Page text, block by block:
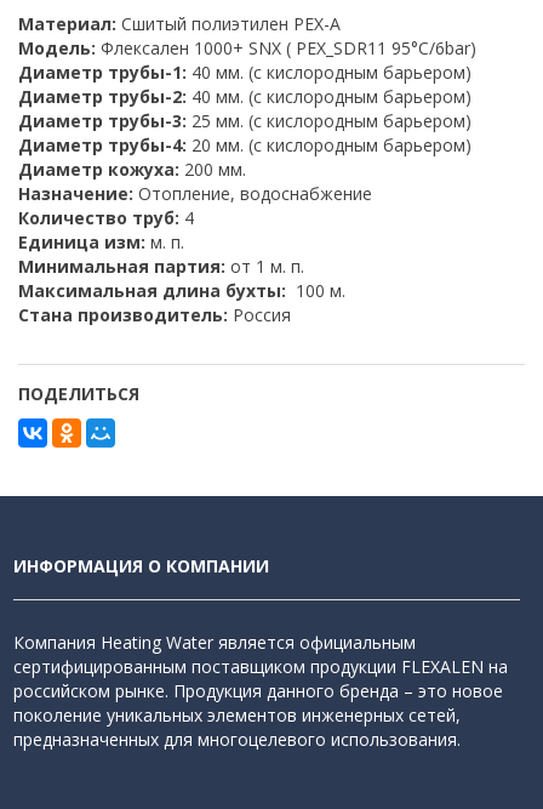
Материал: Сшитый полиэтилен PEX-A
Модель: Флексален 1000+ SNX ( PEX_SDR11 95°C/6bar)
Диаметр трубы-1: 40 мм. (с кислородным барьером)
Диаметр трубы-2: 40 мм. (с кислородным барьером)
Диаметр трубы-3: 25 мм. (с кислородным барьером)
Диаметр трубы-4: 20 мм. (с кислородным барьером)
Диаметр кожуха: 200 мм.
Назначение: Отопление, водоснабжение
Количество труб: 4
Единица изм: м. п.
Минимальная партия: от 1 м. п.
Максимальная длина бухты: 100 м.
Стана производитель: Россия
ПОДЕЛИТЬСЯ
ИНФОРМАЦИЯ О КОМПАНИИ
Компания Heating Water является официальным
сертифицированным поставщиком продукции FLEXALEN на
российском рынке. Продукция данного бренда – это новое
поколение уникальных элементов инженерных сетей,
предназначенных для многоцелевого использования.